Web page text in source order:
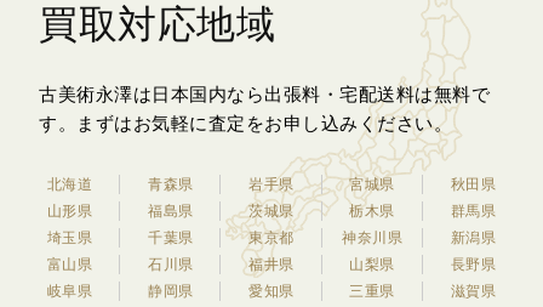
買取対応地域
古美術永澤は日本国内なら出張料・宅配送料は無料で
す。
まずはお気軽に査定をお申し込みください。
北海道 青森県 岩手県 宮城県
秋田県
山形県
福島県 茨城県 栃木県
群馬県
埼玉県
千葉県 東京都 神奈川県
新潟県
富山県
石川県 福井県 山梨県
長野県
岐阜県
静岡県 愛知県 三重県
滋賀県